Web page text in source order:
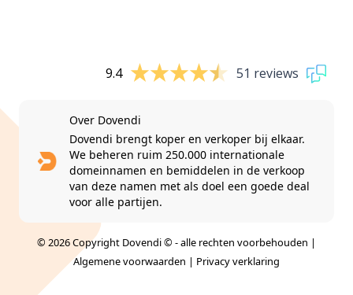
9.4 51 reviews
Over Dovendi
Dovendi brengt koper en verkoper bij elkaar.
We beheren ruim 250.000 internationale
domeinnamen en bemiddelen in de verkoop
van deze namen met als doel een goede deal
voor alle partijen.
© 2026 Copyright Dovendi © - alle rechten voorbehouden |
Algemene voorwaarden | Privacy verklaring